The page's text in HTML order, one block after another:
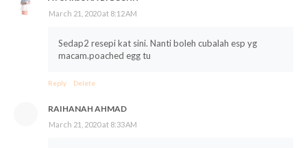
March 21, 2020 at 8:12 AM
Sedap2 resepi kat sini. Nanti boleh cubalah esp yg
macam.poached egg tu
Reply Delete
RAIHANAH AHMAD
March 21, 2020 at 8:33 AM